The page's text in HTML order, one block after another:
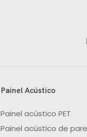
Painel Acústico
Painel acústico PET
Painel acústico de